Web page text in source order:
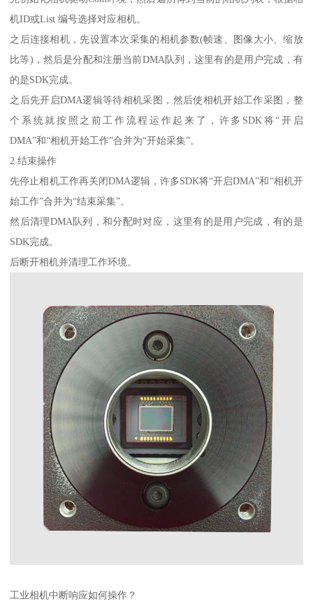
机ID或List 编号选择对应相机。
之后连接相机，先设置本次采集的相机参数(帧速、图像大小、缩放
比等)，然后是分配和注册当前DMA队列，这里有的是用户完成，有
的是SDK完成。
之后先开启DMA逻辑等待相机采图，然后使相机开始工作采图，整
个系统就按照之前工作流程运作起来了，许多SDK将“开启
DMA”和“相机开始工作”合并为“开始采集”。
2.结束操作
先停止相机工作再关闭DMA逻辑，许多SDK将“开启DMA”和“相机开
始工作”合并为“结束采集”。
然后清理DMA队列，和分配时对应，这里有的是用户完成，有的是
SDK完成。
后断开相机并清理工作环境。
工业相机中断响应如何操作？